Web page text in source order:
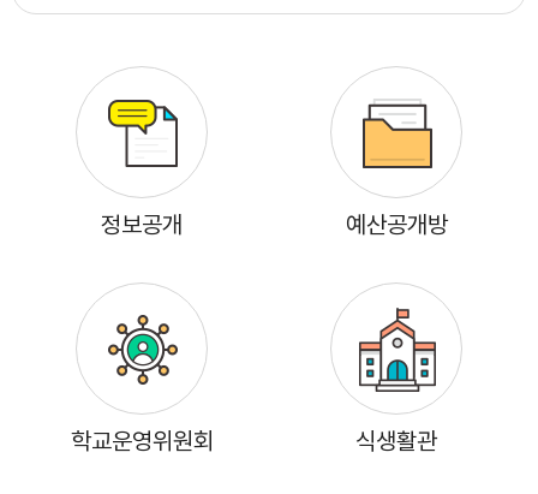
8030(단무장)) -
정보공개 예산공개방
학교운영위원회 식생활관